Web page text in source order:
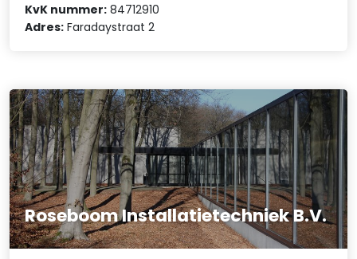
KvK nummer: 84712910
Adres: Faradaystraat 2
Roseboom Installatietechniek B.V.